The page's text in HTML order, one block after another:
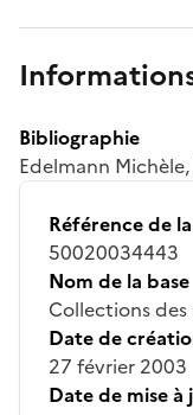
Bibliographie
Edelmann
Référence de
50020034443
Nom de la base
Collections des
Date de
27 février 2003
Date de mise à